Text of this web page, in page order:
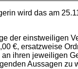
wird das am
der einstweiligen
€, ersatzweise
ihren jeweiligen
Aussagen zu